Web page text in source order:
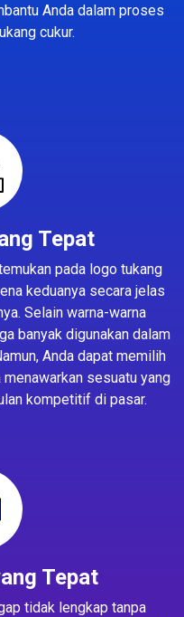
Anda dalam proses
cukur.
Tepat
pada logo tukang
keduanya secara jelas
Selain warna-warna
banyak digunakan dalam
Anda dapat memilih
sesuatu yang
kompetitif di pasar.
Tepat
tidak lengkap tanpa